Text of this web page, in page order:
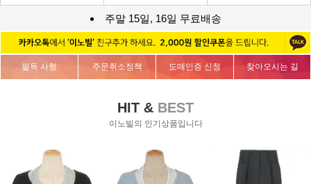
주말 15일, 16일 무료배송
필독 사항 주문취소정책 도매인증 신청 찾아오시는 길
HIT & BEST
이노빌의 인기상품입니다